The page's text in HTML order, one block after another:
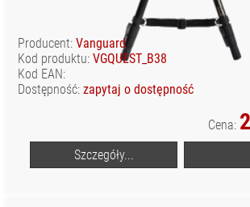
Producent: Vanguard
Kod produktu: VGQUEST_B38
Kod EAN:
Dostępność: zapytaj o dostępność
Cena:
Szczegóły...